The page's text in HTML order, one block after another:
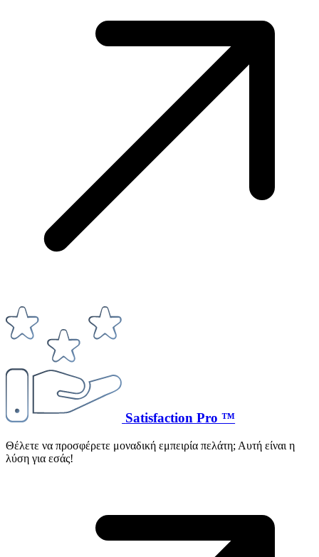
Satisfaction Pro ™
Θέλετε να προσφέρετε μοναδική εμπειρία πελάτη; Αυτή είναι η
λύση για εσάς!